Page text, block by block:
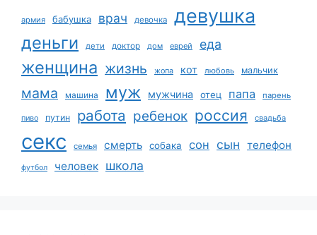
армия бабушка врач девочка девушка
деньги дети доктор дом еврей еда
женщина жизнь жопа кот любовь мальчик
мама машина муж мужчина отец папа парень
пиво путин работа ребенок россия свадьба
секс семья смерть собака сон сын телефон
футбол человек школа